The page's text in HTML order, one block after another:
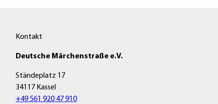
Kontakt
Deutsche Märchenstraße e.V.
Ständeplatz 17
34117 Kassel
+49 561 920 47 910